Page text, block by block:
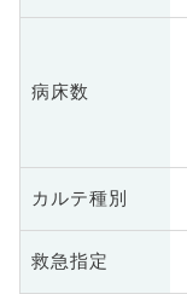
病床数
カルテ種別
救急指定